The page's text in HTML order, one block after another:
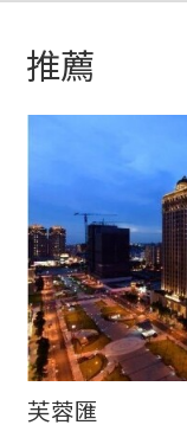
推薦
芙蓉匯